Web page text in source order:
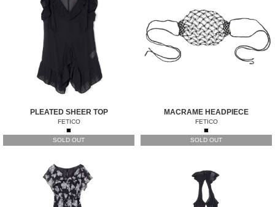
PLEATED SHEER TOP
FETICO
■
SOLD OUT
MACRAME HEADPIECE
FETICO
■
SOLD OUT